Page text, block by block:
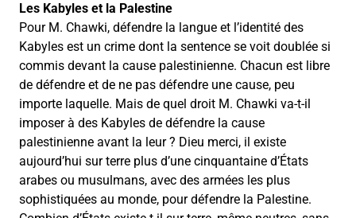
Les Kabyles et la Palestine
Pour M. Chawki, défendre la langue et l’identité des
Kabyles est un crime dont la sentence se voit doublée si
commis devant la cause palestinienne. Chacun est libre
de défendre et de ne pas défendre une cause, peu
importe laquelle. Mais de quel droit M. Chawki va-t-il
imposer à des Kabyles de défendre la cause
palestinienne avant la leur ? Dieu merci, il existe
aujourd’hui sur terre plus d’une cinquantaine d’États
arabes ou musulmans, avec des armées les plus
sophistiquées au monde, pour défendre la Palestine.